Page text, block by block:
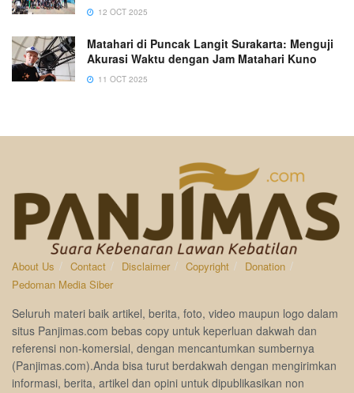
12 OCT 2025
Matahari di Puncak Langit Surakarta: Menguji
Akurasi Waktu dengan Jam Matahari Kuno
11 OCT 2025
About Us Contact Disclaimer Copyright
Donation
Pedoman Media Siber
Seluruh materi baik artikel, berita, foto, video maupun logo dalam
situs Panjimas.com bebas copy untuk keperluan dakwah dan
referensi non-komersial, dengan mencantumkan sumbernya
(Panjimas.com).Anda bisa turut berdakwah dengan mengirimkan
informasi, berita, artikel dan opini untuk dipublikasikan non